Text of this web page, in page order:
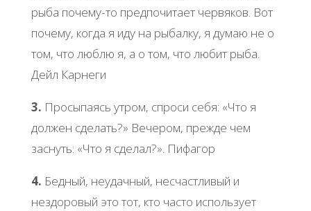
рыба почему-то предпочитает червяков. Вот
почему, когда я иду на рыбалку, я думаю не о
том, что люблю я, а о том, что любит рыба.
Дейл Карнеги
3. Просыпаясь утром, спроси себя: «Что я
должен сделать?» Вечером, прежде чем
заснуть: «Что я сделал?». Пифагор
4. Бедный, неудачный, несчастливый и
нездоровый это тот, кто часто использует